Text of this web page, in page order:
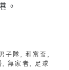
。
子隊 和富盃
無家者 足球